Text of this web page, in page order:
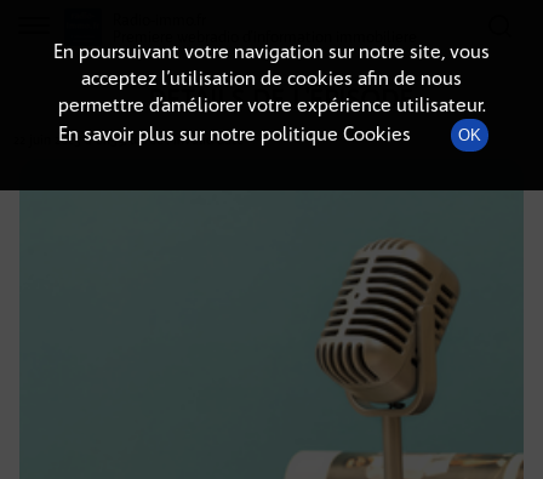
DÉTAILS DE L'ÉPISODE
22 juin 2025 à 6h59, durée : Invalid date
En poursuivant votre navigation sur notre site, vous
acceptez l’utilisation de cookies afin de nous
permettre d’améliorer votre expérience utilisateur.
En savoir plus sur notre politique Cookies
OK